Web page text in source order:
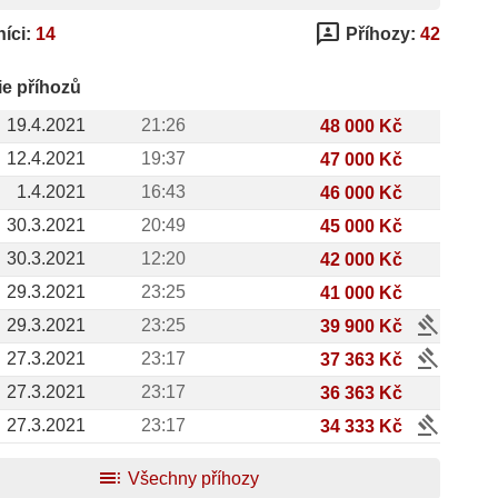
14 3p Příhozy: 42
příhozů
19.4.2021
21:26
48 000 Kč
12.4.2021
19:37
47 000 Kč
1.4.2021
16:43
46 000 Kč
30.3.2021
20:49
45 000 Kč
30.3.2021
12:20
42 000 Kč
29.3.2021
23:25
41 000 Kč
29.3.2021
23:25 39 900 Kč gavel
27.3.2021 23:17 37 363 Kč gavel
27.3.2021 23:17
36 363 Kč
27.3.2021
23:17 34 333 Kč
gavel
toc Všechny příhozy